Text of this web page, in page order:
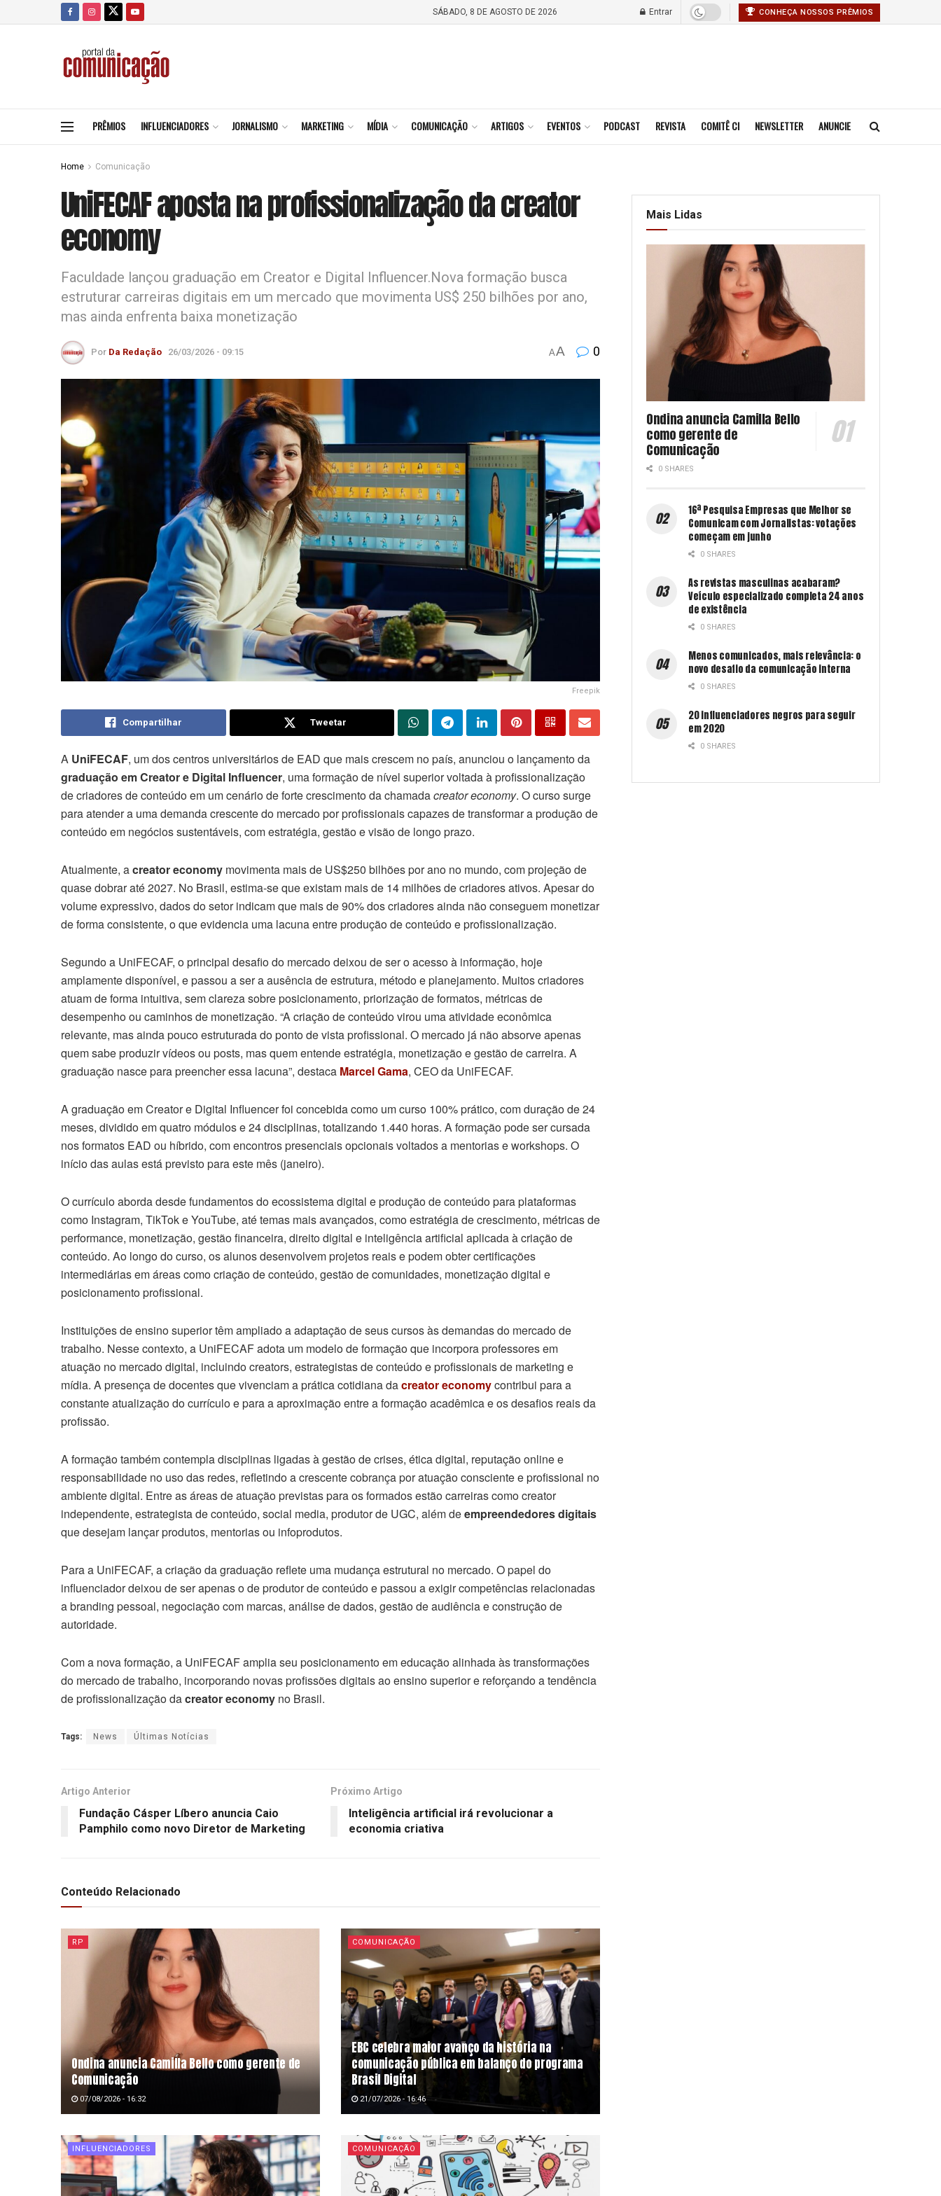
SÁBADO, 8 DE AGOSTO DE 2026 Entrar CONHEÇA NOSSOS PRÊMIOS
PRÊMIOS INFLUENCIADORES JORNALISMO MARKETING MÍDIA COMUNICAÇÃO ARTIGOS EVENTOS PODCAST REVISTA COMITÊ CI NEWSLETTER ANUNCIE
Home Comunicação
UniFECAF aposta na profissionalização da creator
economy
Faculdade lançou graduação em Creator e Digital Influencer.Nova formação busca
estruturar carreiras digitais em um mercado que movimenta US$ 250 bilhões por ano,
mas ainda enfrenta baixa monetização
Por Da Redação 26/03/2026 - 09:15 AA 0
Freepik
Compartilhar Tweetar
A UniFECAF, um dos centros universitários de EAD que mais crescem no país, anunciou o lançamento da
graduação em Creator e Digital Influencer, uma formação de nível superior voltada à profissionalização
de criadores de conteúdo em um cenário de forte crescimento da chamadacreator economy. O curso surge
para atender a uma demanda crescente do mercado por profissionais capazes de transformar a produção de
conteúdo em negócios sustentáveis, com estratégia, gestão e visão de longo prazo.
Atualmente, acreator economy movimenta mais de US$250 bilhões por ano no mundo, com projeção de
quase dobrar até 2027. No Brasil, estima-se que existam mais de 14 milhões de criadores ativos. Apesar do
volume expressivo, dados do setor indicam que mais de 90% dos criadores ainda não conseguem monetizar
de forma consistente, o que evidencia uma lacuna entre produção de conteúdo e profissionalização.
Segundo a UniFECAF, o principal desafio do mercado deixou de ser o acesso à informação, hoje
amplamente disponível, e passou a ser a ausência de estrutura, método e planejamento. Muitos criadores
atuam de forma intuitiva, sem clareza sobre posicionamento, priorização de formatos, métricas de
desempenho ou caminhos de monetização. “A criação de conteúdo virou uma atividade econômica
relevante, mas ainda pouco estruturada do ponto de vista profissional. O mercado já não absorve apenas
quem sabe produzir vídeos ou posts, mas quem entende estratégia, monetização e gestão de carreira. A
graduação nasce para preencher essa lacuna”, destaca Marcel Gama, CEO da UniFECAF.
A graduação em Creator e Digital Influencer foi concebida como um curso 100% prático, com duração de 24
meses, dividido em quatro módulos e 24 disciplinas, totalizando 1.440 horas. A formação pode ser cursada
nos formatos EAD ou híbrido, com encontros presenciais opcionais voltados a mentorias e workshops. O
início das aulas está previsto para este mês (janeiro).
O currículo aborda desde fundamentos do ecossistema digital e produção de conteúdo para plataformas
como Instagram, TikTok e YouTube, até temas mais avançados, como estratégia de crescimento, métricas de
performance, monetização, gestão financeira, direito digital e inteligência artificial aplicada à criação de
conteúdo. Ao longo do curso, os alunos desenvolvem projetos reais e podem obter certificações
intermediárias em áreas como criação de conteúdo, gestão de comunidades, monetização digital e
posicionamento profissional.
Instituições de ensino superior têm ampliado a adaptação de seus cursos às demandas do mercado de
trabalho. Nesse contexto, a UniFECAF adota um modelo de formação que incorpora professores em
atuação no mercado digital, incluindo creators, estrategistas de conteúdo e profissionais de marketing e
mídia. A presença de docentes que vivenciam a prática cotidiana dacreator economycontribui para a
constante atualização do currículo e para a aproximação entre a formação acadêmica e os desafios reais da
profissão.
A formação também contempla disciplinas ligadas à gestão de crises, ética digital, reputação online e
responsabilidade no uso das redes, refletindo a crescente cobrança por atuação consciente e profissional no
ambiente digital. Entre as áreas de atuação previstas para os formados estão carreiras como creator
independente, estrategista de conteúdo, social media, produtor de UGC, além deempreendedores digitais
que desejam lançar produtos, mentorias ou infoprodutos.
Para a UniFECAF, a criação da graduação reflete uma mudança estrutural no mercado. O papel do
influenciador deixou de ser apenas o de produtor de conteúdo e passou a exigir competências relacionadas
a branding pessoal, negociação com marcas, análise de dados, gestão de audiência e construção de
autoridade.
Com a nova formação, a UniFECAF amplia seu posicionamento em educação alinhada às transformações
do mercado de trabalho, incorporando novas profissões digitais ao ensino superior e reforçando a tendência
de profissionalização dacreator economy no Brasil.
Tags: News Últimas Notícias
Artigo Anterior
Fundação Cásper Líbero anuncia Caio
Pamphilo como novo Diretor de Marketing
Próximo Artigo
Inteligência artificial irá revolucionar a
economia criativa
Conteúdo Relacionado
RP
Ondina anuncia Camilla Bello como gerente de
Comunicação
07/08/2026 - 16:32
COMUNICAÇÃO
EBC celebra maior avanço da história na
comunicação pública em balanço do programa
Brasil Digital
21/07/2026 - 16:46
INFLUENCIADORES COMUNICAÇÃO
Mais Lidas
Ondina anuncia Camilla Bello
como gerente de
Comunicação
0 SHARES
16ª Pesquisa Empresas que Melhor se
Comunicam com Jornalistas: votações
começam em junho
0 SHARES
As revistas masculinas acabaram?
Veículo especializado completa 24 anos
de existência
0 SHARES
Menos comunicados, mais relevância: o
novo desafio da comunicação interna
0 SHARES
20 influenciadores negros para seguir
em 2020
0 SHARES